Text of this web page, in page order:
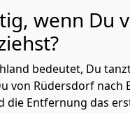
wenn Du
bedeutet, Du
von Rüdersdorf
die Entfernung das